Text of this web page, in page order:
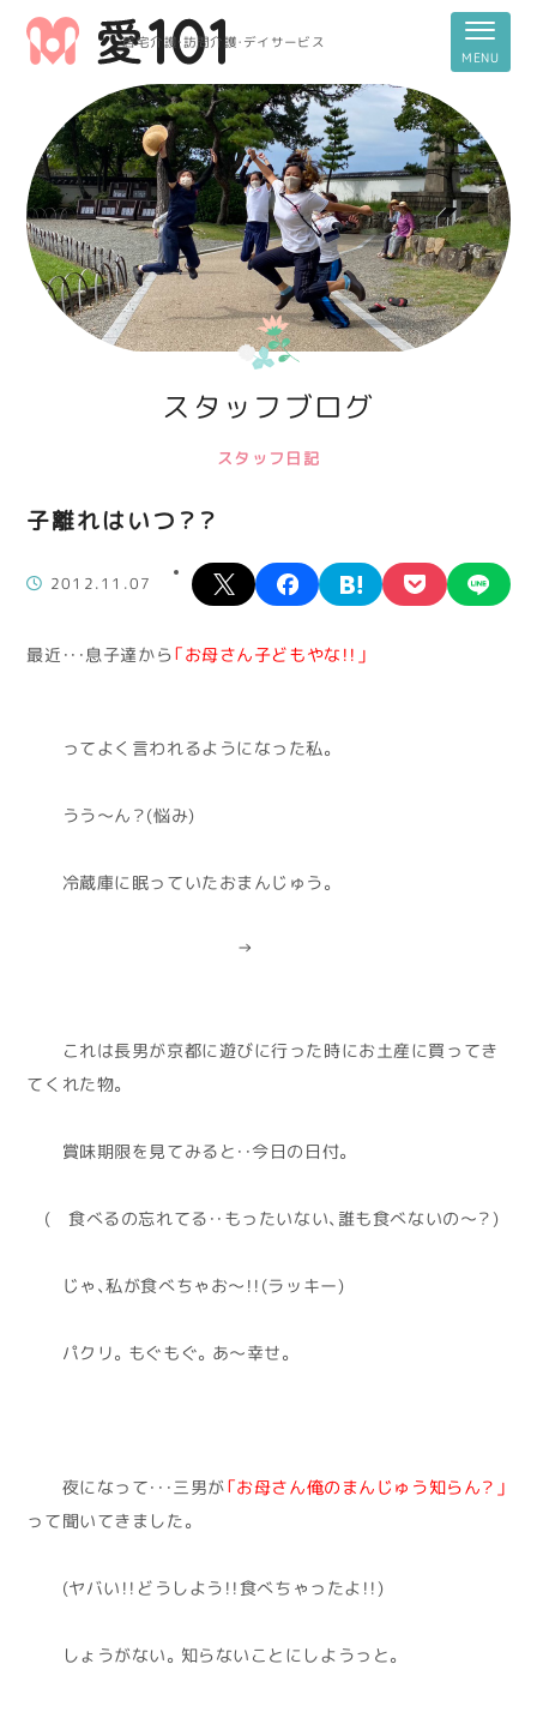
居宅介護・訪問介護・デイサービス
スタッフブログ
スタッフ日記
子離れはいつ？？
2012.11.07
X facebookhatena pocket
最近・・・息子達から 「お母さん子どもやな！！」
ってよく言われるようになった私。
うう～ん？(悩み)
冷蔵庫に眠っていたおまんじゅう。
↑
これは長男が京都に遊びに行った時にお土産に買ってき
てくれた物。
賞味期限を見てみると・・今日の日付。
( 食べるの忘れてる・・もったいない、誰も食べないの～？)
じゃ、私が食べちゃお～！！(ラッキー)
パクリ。もぐもぐ。あ～幸せ。
夜になって・・・三男が 「お母さん俺のまんじゅう知らん？」
って聞いてきました。
(ヤバい！！どうしよう！！食べちゃったよ！！)
しょうがない。知らないことにしようっと。